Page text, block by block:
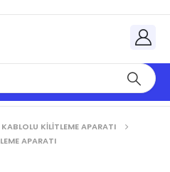
KABLOLU KILITLEME APARATI
APARATI